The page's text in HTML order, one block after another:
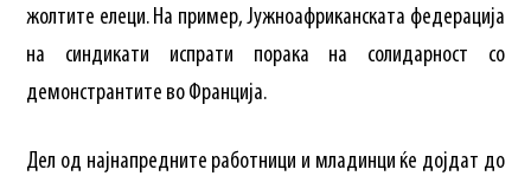
жолтите елеци. На пример, Јужноафриканската федерација
на синдикати испрати порака на солидарност со
демонстрантите во Франција.
Дел од најнапредните работници и младинци ќе дојдат до